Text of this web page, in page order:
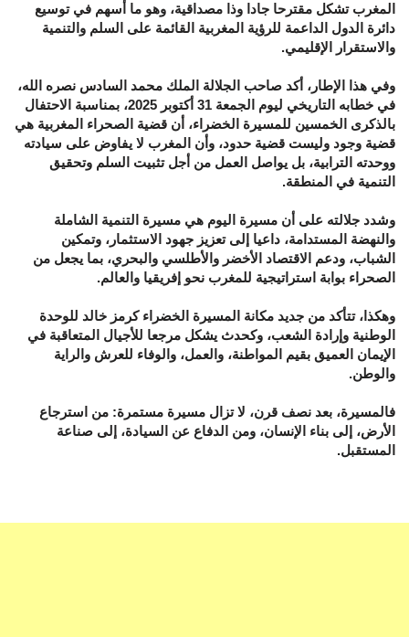
المغرب تشكل مقترحا جادا وذا مصداقية، وهو ما أسهم في توسيع
دائرة الدول الداعمة للرؤية المغربية القائمة على السلم والتنمية
والاستقرار الإقليمي.
وفي هذا الإطار، أكد صاحب الجلالة الملك محمد السادس نصره الله،
في خطابه التاريخي ليوم الجمعة 31 أكتوبر 2025، بمناسبة الاحتفال
بالذكرى الخمسين للمسيرة الخضراء، أن قضية الصحراء المغربية هي
قضية وجود وليست قضية حدود، وأن المغرب لا يفاوض على سيادته
ووحدته الترابية، بل يواصل العمل من أجل تثبيت السلم وتحقيق
التنمية في المنطقة.
وشدد جلالته على أن مسيرة اليوم هي مسيرة التنمية الشاملة
والنهضة المستدامة، داعيا إلى تعزيز جهود الاستثمار، وتمكين
الشباب، ودعم الاقتصاد الأخضر والأطلسي والبحري، بما يجعل من
الصحراء بوابة استراتيجية للمغرب نحو إفريقيا والعالم.
وهكذا، تتأكد من جديد مكانة المسيرة الخضراء كرمز خالد للوحدة
الوطنية وإرادة الشعب، وكحدث يشكل مرجعا للأجيال المتعاقبة في
الإيمان العميق بقيم المواطنة، والعمل، والوفاء للعرش والراية
والوطن.
فالمسيرة، بعد نصف قرن، لا تزال مسيرة مستمرة: من استرجاع
الأرض، إلى بناء الإنسان، ومن الدفاع عن السيادة، إلى صناعة
المستقبل.